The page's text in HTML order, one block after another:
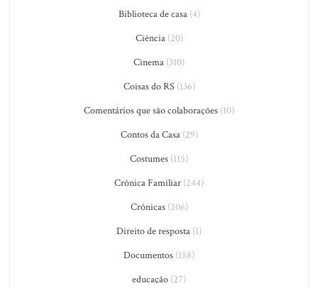
Biblioteca de casa(4)
Ciência(20)
Cinema (310)
Coisas do RS(136)
Comentários que são colaborações (10)
Contos da Casa(29)
Costumes (115)
Crônica Familiar (244)
Crônicas(206)
Direito de resposta (1)
Documentos (158)
educação (27)